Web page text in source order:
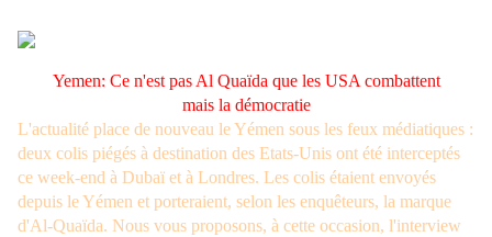
Yemen: Ce n'est pas Al Quaïda que les USA combattent
mais la démocratie
L'actualité place de nouveau le Yémen sous les feux médiatiques :
deux colis piégés à destination des Etats-Unis ont été interceptés
ce week-end à Dubaï et à Londres. Les colis étaient envoyés
depuis le Yémen et porteraient, selon les enquêteurs, la marque
d'Al-Quaïda. Nous vous proposons, à cette occasion, l'interview